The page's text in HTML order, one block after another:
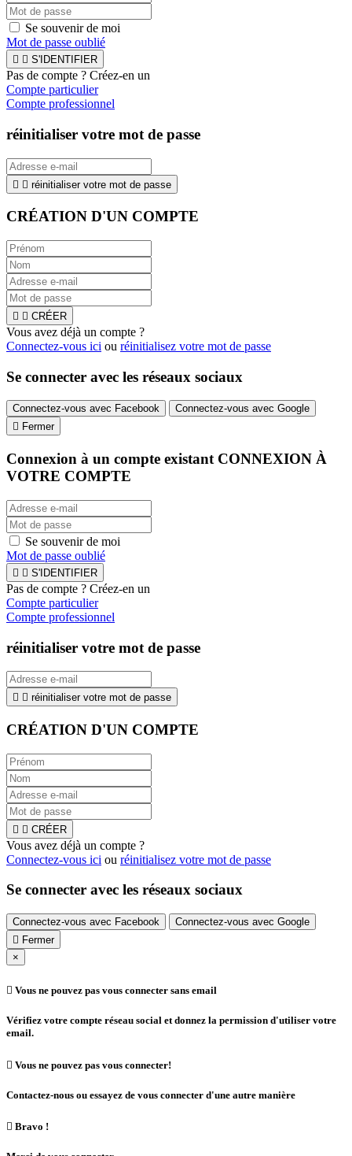
Se souvenir de moi
Mot de passe oublié
  S'IDENTIFIER
Pas de compte ? Créez-en un
Compte particulier
Compte professionnel
réinitialiser votre mot de passe
  réinitialiser votre mot de passe
CRÉATION D'UN COMPTE
  CRÉER
Vous avez déjà un compte ?
Connectez-vous ici ou réinitialisez votre mot de passe
Se connecter avec les réseaux sociaux
Connectez-vous avec Facebook
Connectez-vous avec Google
 Fermer
Connexion à un compte existant CONNEXION À
VOTRE COMPTE
Se souvenir de moi
Mot de passe oublié
  S'IDENTIFIER
Pas de compte ? Créez-en un
Compte particulier
Compte professionnel
réinitialiser votre mot de passe
  réinitialiser votre mot de passe
CRÉATION D'UN COMPTE
  CRÉER
Vous avez déjà un compte ?
Connectez-vous ici ou réinitialisez votre mot de passe
Se connecter avec les réseaux sociaux
Connectez-vous avec Facebook
Connectez-vous avec Google
 Fermer
×
 Vous ne pouvez pas vous connecter sans email
Vérifiez votre compte réseau social et donnez la permission d'utiliser votre
email.
 Vous ne pouvez pas vous connecter!
Contactez-nous ou essayez de vous connecter d'une autre manière
 Bravo !